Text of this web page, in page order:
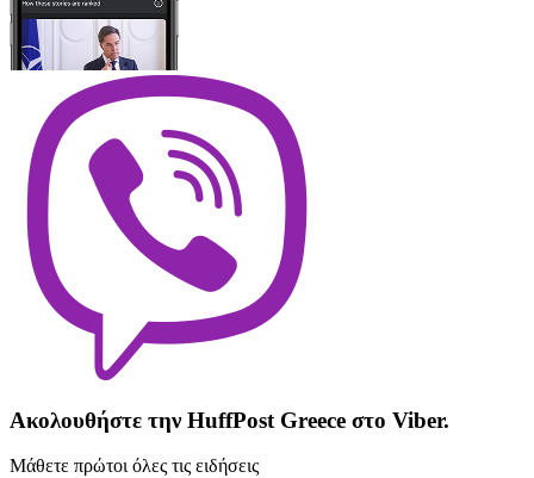
Ακολουθήστε την HuffPost Greece στο Viber.
Μάθετε πρώτοι όλες τις ειδήσεις